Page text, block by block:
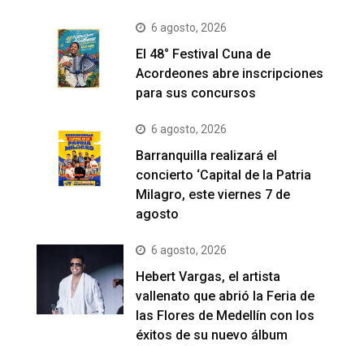
6 agosto, 2026
El 48° Festival Cuna de
Acordeones abre inscripciones
para sus concursos
6 agosto, 2026
Barranquilla realizará el
concierto ‘Capital de la Patria
Milagro, este viernes 7 de
agosto
6 agosto, 2026
Hebert Vargas, el artista
vallenato que abrió la Feria de
las Flores de Medellín con los
éxitos de su nuevo álbum